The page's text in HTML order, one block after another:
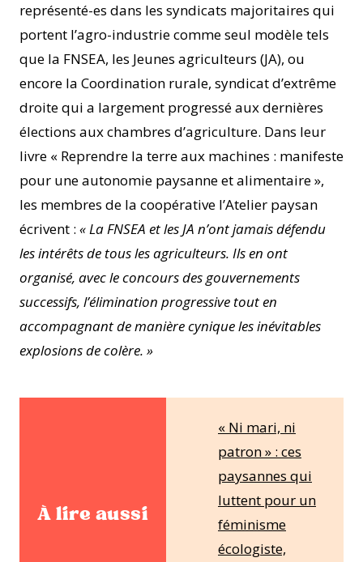
représenté-es dans les syndicats majoritaires qui
portent l’agro-industrie comme seul modèle tels
que la FNSEA, les Jeunes agriculteurs (JA), ou
encore la Coordination rurale, syndicat d’extrême
droite qui a largement progressé aux dernières
élections aux chambres d’agriculture. Dans leur
livre « Reprendre la terre aux machines : manifeste
pour une autonomie paysanne et alimentaire »,
les membres de la coopérative l’Atelier paysan
écrivent : « La FNSEA et les JA n’ont jamais défendu
les intérêts de tous les agriculteurs. Ils en ont
organisé, avec le concours des gouvernements
successifs, l’élimination progressive tout en
accompagnant de manière cynique les inévitables
explosions de colère. »
À lire aussi
« Ni mari, ni
patron » : ces
paysannes qui
luttent pour un
féminisme
écologiste,